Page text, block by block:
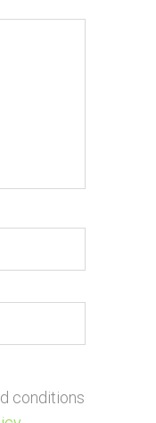
conditions